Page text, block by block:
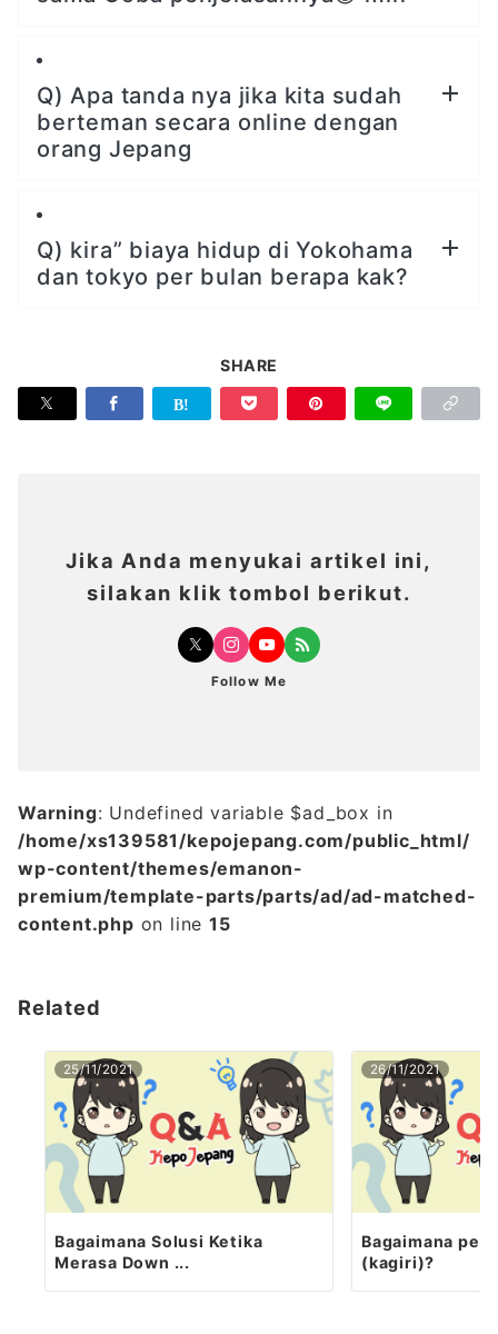
Q) Apa tanda nya jika kita sudah
berteman secara online dengan
orang Jepang
Q) kira” biaya hidup di Yokohama
dan tokyo per bulan berapa kak?
SHARE
Jika Anda menyukai artikel ini,
silakan klik tombol berikut.
Follow Me
Warning: Undefined variable $ad_box in
/home/xs139581/kepojepang.com/public_html/
wp-content/themes/emanon-
premium/template-parts/parts/ad/ad-matched-
content.php on line15
Related
25/11/2021
Bagaimana Solusi Ketika
Merasa Down ...
26/11/2021
Bagaimana
(kagiri)?